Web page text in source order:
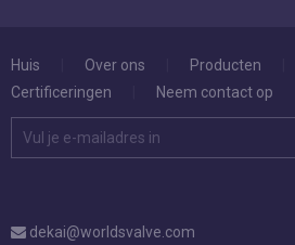
Grade WRAS-certificaat:
Huis Over ons Producten
Certificeringen
Neem contact op
 dekai@worldsvalve.com